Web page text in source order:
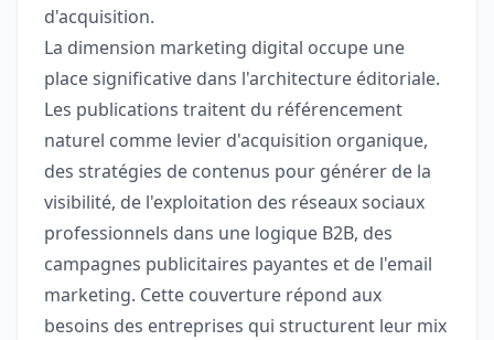
d'acquisition.
La dimension marketing digital occupe une
place significative dans l'architecture éditoriale.
Les publications traitent du référencement
naturel comme levier d'acquisition organique,
des stratégies de contenus pour générer de la
visibilité, de l'exploitation des réseaux sociaux
professionnels dans une logique B2B, des
campagnes publicitaires payantes et de l'email
marketing. Cette couverture répond aux
besoins des entreprises qui structurent leur mix